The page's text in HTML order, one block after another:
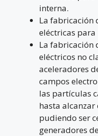
interna.
La fabricación
eléctricas
La fabricación
eléctricos no
aceleradores
campos
las partículas
hasta
pudiendo ser
generadores